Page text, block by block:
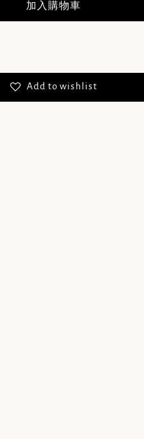
加入購物車
Add to wishlist